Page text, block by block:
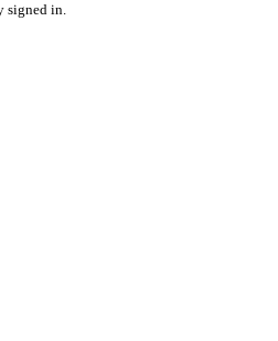
signed in.